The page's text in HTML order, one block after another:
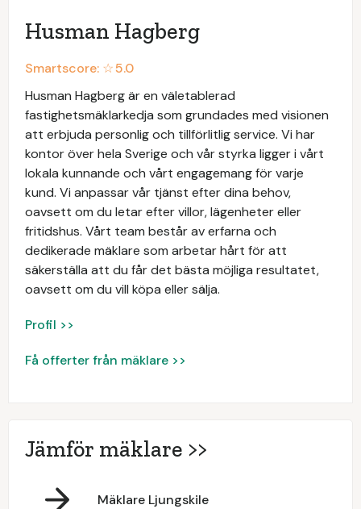
Husman Hagberg
Smartscore: ☆5.0
Husman Hagberg är en väletablerad
fastighetsmäklarkedja som grundades med visionen
att erbjuda personlig och tillförlitlig service. Vi har
kontor över hela Sverige och vår styrka ligger i vårt
lokala kunnande och vårt engagemang för varje
kund. Vi anpassar vår tjänst efter dina behov,
oavsett om du letar efter villor, lägenheter eller
fritidshus. Vårt team består av erfarna och
dedikerade mäklare som arbetar hårt för att
säkerställa att du får det bästa möjliga resultatet,
oavsett om du vill köpa eller sälja.
Profil >>
Få offerter från mäklare >>
Jämför mäklare >>
Mäklare Ljungskile